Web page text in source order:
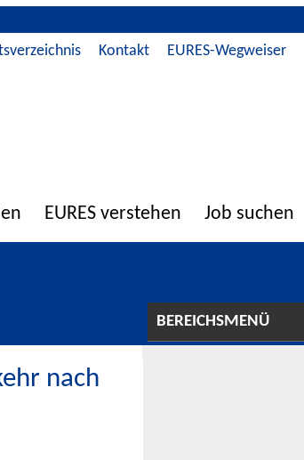
Kontakt EURES-Wegweiser
EURES verstehen Job suchen
nach
BEREICHSMENÜ